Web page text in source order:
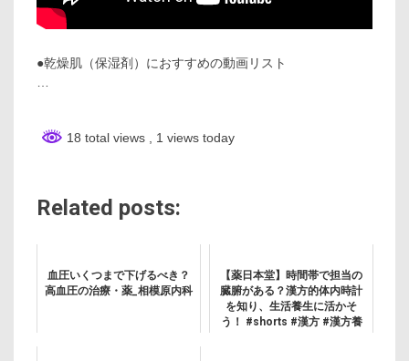
●乾燥肌（保湿剤）におすすめの動画リスト
18 total views , 1 views today
Related posts:
血圧いくつまで下げるべき？
高血圧の治療・薬_相模原内科
【薬日本堂】時間帯で担当の
臓腑がある？漢方的体内時計
を知り、生活養生に活かそ
う！ #shorts #漢方 #漢方養